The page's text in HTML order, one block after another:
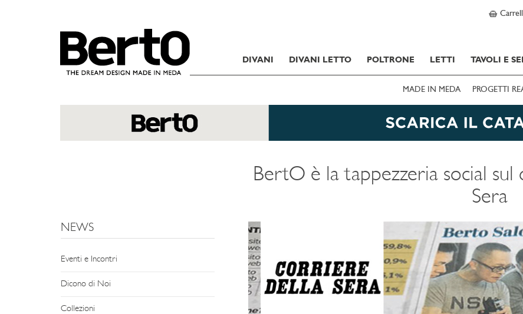
DIVANI DIVANI LETTO POLTRONE LETTI TAVOLI E
MADE IN MEDA PROGETTI
BertO è la tappezzeria social
Sera
NEWS
Eventi e Incontri
Dicono di Noi
Collezioni